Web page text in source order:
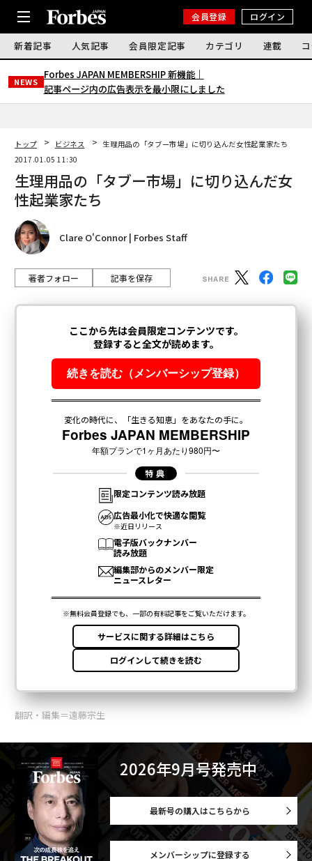
会員登録 ログイン
新着記事 人気記事 会員限定記事 カテゴリ 連載
NEWS
Forbes JAPAN MEMBERSHIP 新機能｜
記事ページ内の広告表示を最小限にしました
トップ ビジネス
生理用品の「タブー市場」に切り込んだ女性起業家たち
2017.01.05 11:30
生理用品の「タブー市場」に切り込んだ女
性起業家たち
Clare O'Connor | Forbes Staff
著者フォロー 記事を保存
翻訳・編集＝遠藤宗生
2026年9月号発売中
最新号の購入はこちらから
メンバーシップに登録する